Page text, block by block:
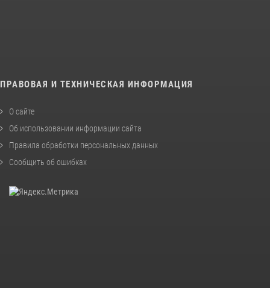
ПРАВОВАЯ И ТЕХНИЧЕСКАЯ ИНФОРМАЦИЯ
О сайте
Об использовании информации сайта
Правила обработки персональных данных
Сообщить об ошибках